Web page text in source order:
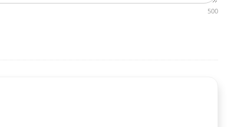
500